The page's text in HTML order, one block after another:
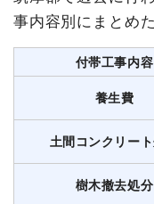
事内容別にまとめ
付帯工事内容
養生費
土間コンクリー
樹木撤去処分